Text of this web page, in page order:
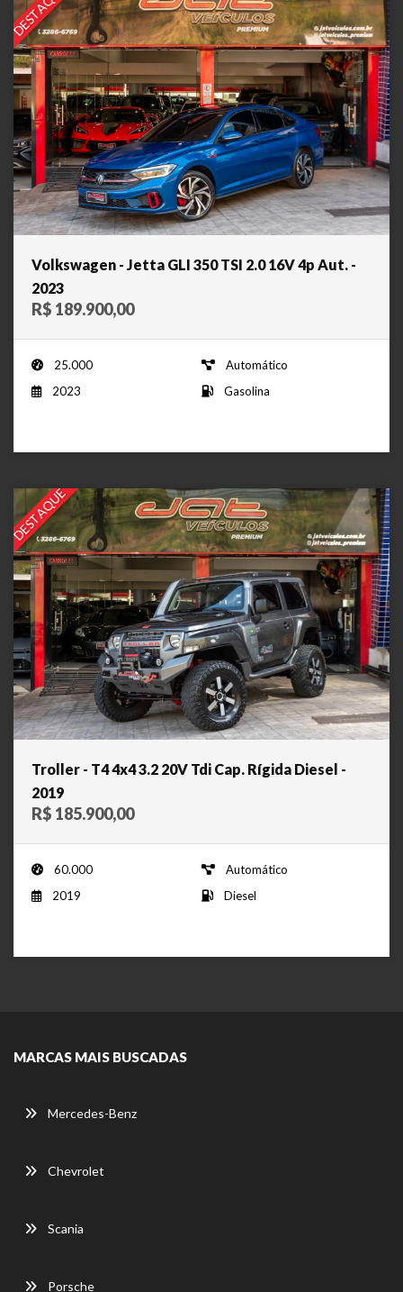
Volkswagen - Jetta GLI 350 TSI 2.0 16V 4p Aut. -
2023
R$ 189.900,00
25.000
Automático
2023
Gasolina
DESTAQUE
Troller - T4 4x4 3.2 20V Tdi Cap. Rígida Diesel -
2019
R$ 185.900,00
60.000
Automático
2019
Diesel
MARCAS MAIS BUSCADAS
Mercedes-Benz
Chevrolet
Scania
Porsche